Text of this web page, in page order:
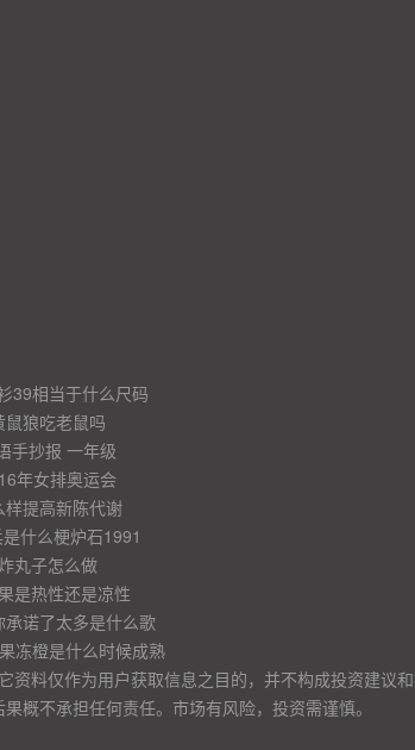
39相当于什么尺码
鼠狼吃老鼠吗
手抄报 一年级
年女排奥运会
样提高新陈代谢
什么梗炉石1991
丸子怎么做
是热性还是凉性
承诺了太多是什么歌
冻橙是什么时候成熟
料仅作为用户获取信息之目的，并不构成投资建议和
概不承担任何责任。市场有风险，投资需谨慎。